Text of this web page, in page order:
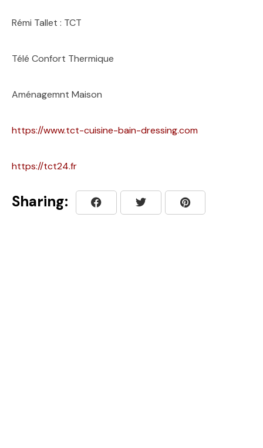
Rémi Tallet : TCT
Télé Confort Thermique
Aménagemnt Maison
https://www.tct-cuisine-bain-dressing.com
https://tct24.fr
Sharing: